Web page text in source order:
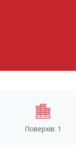
Поверхів: 1